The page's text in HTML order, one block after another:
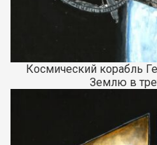
Космический корабль
Землю в